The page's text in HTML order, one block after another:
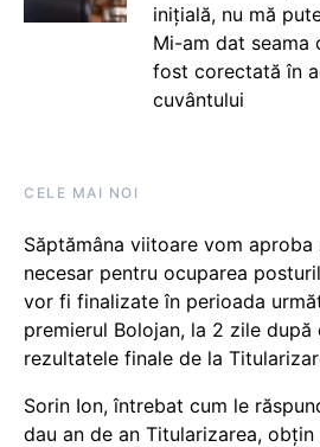
inițială, nu mă
Mi-am dat seama
fost corectată în
cuvântului
CELE MAI NOI
Săptămâna viitoare vom aproba
necesar pentru ocuparea
vor fi finalizate în perioada
premierul Bolojan, la 2 zile după
rezultatele finale de la
Sorin Ion, întrebat cum le
dau an de an Titularizarea,